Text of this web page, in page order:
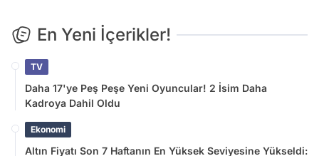
En Yeni İçerikler!
TV
Daha 17'ye Peş Peşe Yeni Oyuncular! 2 İsim Daha
Kadroya Dahil Oldu
Ekonomi
Altın Fiyatı Son 7 Haftanın En Yüksek Seviyesine Yükseldi: